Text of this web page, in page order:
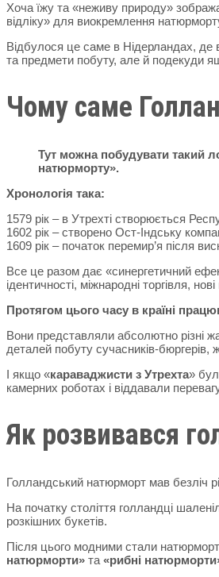
Хоча їжу та «неживу природу»
відліку» для виокремлення
Відбулося це саме в Нідерландах, де
та предмети побуту, але й подекуди
Чому саме
Тут можна побудувати такий
натюрморту».
Хронологія така:
1579 рік – в Утрехті створюється
1602 рік – створено Ост-Індську
1609 рік – початок перемир’я після
Все це разом дає «синергетичний
ідентичності, міжнародні торгівля,
Протягом цього часу в країні
Вони представляли абсолютно різні
деталей побуту сучасників-бюргерів,
І якщо «караваджисти з Утрехта»
камерних роботах і віддавали
Як розвивався
Голландський натюрморт мав безліч
На початку століття голландці
розкішних букетів.
Після цього модними стали
натюрморти» та «рибні